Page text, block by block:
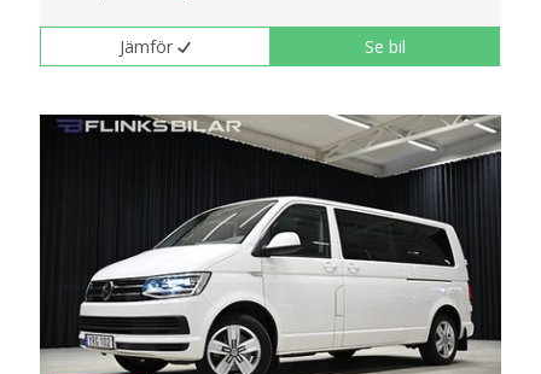
Jämför Se bil